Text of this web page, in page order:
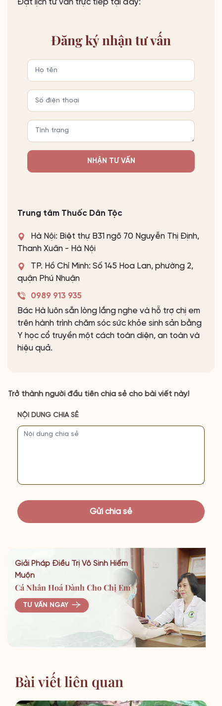
Đăng kýnhận tư vấn
NHẬN TƯ VẤN
Trung tâm Thuốc Dân Tộc
Hà Nội: Biệt thự B31 ngõ 70 Nguyễn Thị Định,
Thanh Xuân - Hà Nội
TP. Hồ Chí Minh: Số 145 Hoa Lan, phường 2,
quận Phú Nhuận
0989 913 935
Bác Hà luôn sẵn lòng lắng nghe và hỗ trợ chị em
trên hành trình chăm sóc sức khỏe sinh sản bằng
Y học cổ truyền một cách toàn diện, an toàn và
hiệu quả.
Trở thành người đầu tiên chia sẻ cho bài viết này!
NỘI DUNG CHIA SẺ
Giải Pháp Điều Trị Vô Sinh Hiếm
Muộn
Cá Nhân Hoá Dành Cho Chị Em
TƯ VẤN NGAY
Bài viết liên quan